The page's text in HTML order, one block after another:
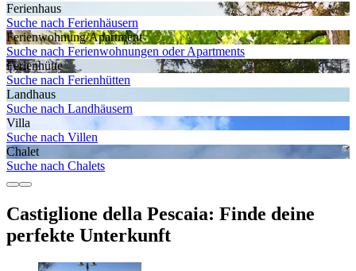
Ferienhaus
Suche nach Ferienhäusern
Ferienwohnung/Apartment
Suche nach Ferienwohnungen oder Apartments
Ferienhütte
Suche nach Ferienhütten
Landhaus
Suche nach Landhäusern
Villa
Suche nach Villen
Chalet
Suche nach Chalets
Castiglione della Pescaia: Finde deine
perfekte Unterkunft